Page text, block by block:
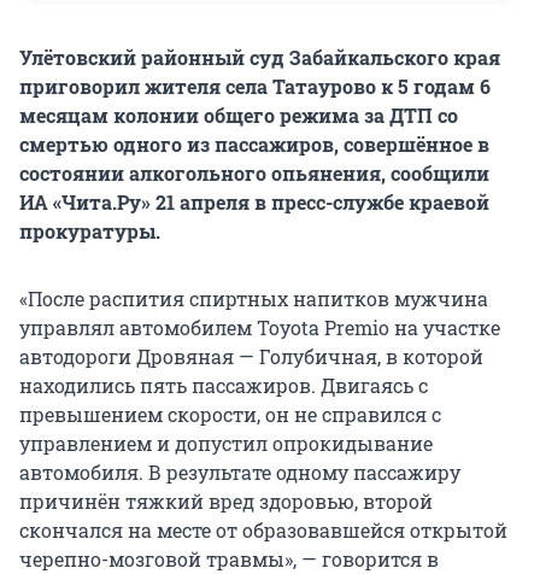
Улётовский районный суд Забайкальского края
приговорил жителя села Татаурово к 5 годам 6
месяцам колонии общего режима за ДТП со
смертью одного из пассажиров, совершённое в
состоянии алкогольного опьянения, сообщили
ИА «Чита.Ру» 21 апреля в пресс-службе краевой
прокуратуры.
«После распития спиртных напитков мужчина
управлял автомобилем Toyota Premio на участке
автодороги Дровяная — Голубичная, в которой
находились пять пассажиров. Двигаясь с
превышением скорости, он не справился с
управлением и допустил опрокидывание
автомобиля. В результате одному пассажиру
причинён тяжкий вред здоровью, второй
скончался на месте от образовавшейся открытой
черепно-мозговой травмы», — говорится в